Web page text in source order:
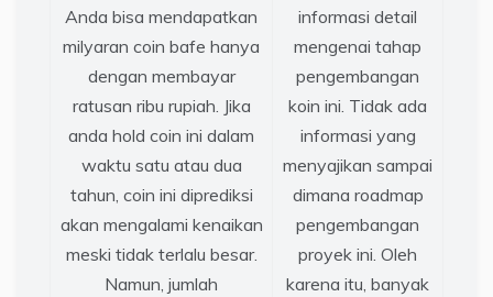
Anda bisa mendapatkan
milyaran coin bafe hanya
dengan membayar
ratusan ribu rupiah. Jika
anda hold coin ini dalam
waktu satu atau dua
tahun, coin ini diprediksi
akan mengalami kenaikan
meski tidak terlalu besar.
Namun, jumlah
informasi detail
mengenai tahap
pengembangan
koin ini. Tidak ada
informasi yang
menyajikan sampai
dimana roadmap
pengembangan
proyek ini. Oleh
karena itu, banyak